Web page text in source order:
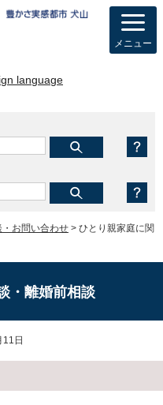
language
メニュー
・お問い合わせ > ひとり親家庭に関
・離婚前相談
日